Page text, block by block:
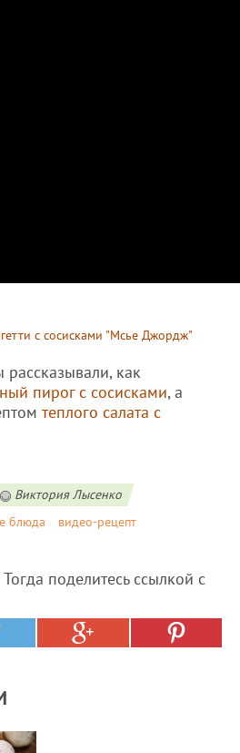
с сосисками "Мсье Джордж"
как
пирог с сосисками, а
теплого салата с
Виктория Лысенко
блюда видео-рецепт
поделитесь ссылкой с